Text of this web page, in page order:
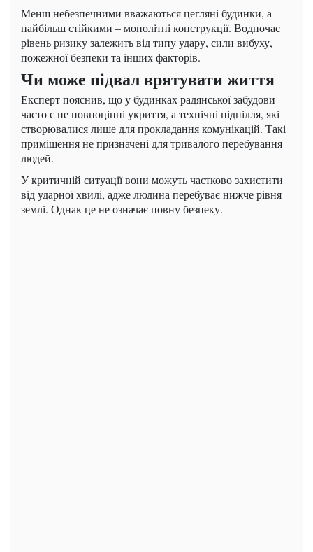
Менш небезпечними вважаються цегляні будинки, а
найбільш стійкими – монолітні конструкції. Водночас
рівень ризику залежить від типу удару, сили вибуху,
пожежної безпеки та інших факторів.
Чи може підвал врятувати життя
Експерт пояснив, що у будинках радянської забудови
часто є не повноцінні укриття, а технічні підпілля, які
створювалися лише для прокладання комунікацій. Такі
приміщення не призначені для тривалого перебування
людей.
У критичній ситуації вони можуть частково захистити
від ударної хвилі, адже людина перебуває нижче рівня
землі. Однак це не означає повну безпеку.